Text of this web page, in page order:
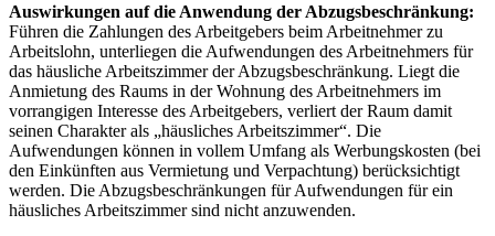
Auswirkungen auf die Anwendung der Abzugsbeschränkung:
Führen die Zahlungen des Arbeitgebers beim Arbeitnehmer zu
Arbeitslohn, unterliegen die Aufwendungen des Arbeitnehmers für
das häusliche Arbeitszimmer der Abzugsbeschränkung. Liegt die
Anmietung des Raums in der Wohnung des Arbeitnehmers im
vorrangigen Interesse des Arbeitgebers, verliert der Raum damit
seinen Charakter als „häusliches Arbeitszimmer“. Die
Aufwendungen können in vollem Umfang als Werbungskosten (bei
den Einkünften aus Vermietung und Verpachtung) berücksichtigt
werden. Die Abzugsbeschränkungen für Aufwendungen für ein
häusliches Arbeitszimmer sind nicht anzuwenden.